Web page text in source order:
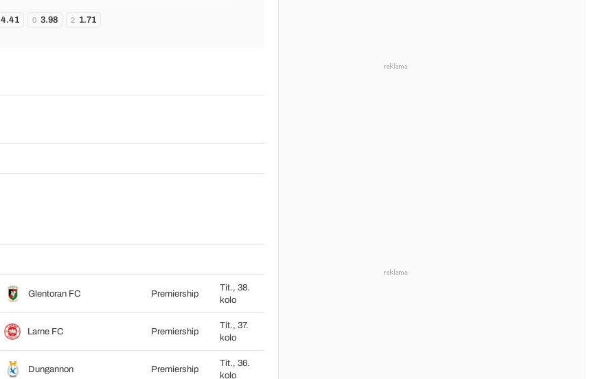
4.41 0 3.98 2 1.71
Glentoran FC Premiership
Tit., 38.
kolo
Larne FC Premiership
Tit., 37.
kolo
Dungannon Premiership
Tit., 36.
kolo